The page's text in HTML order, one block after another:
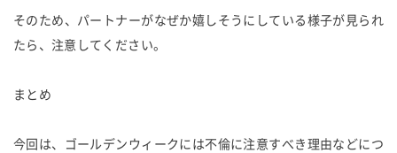
そのため、パートナーがなぜか嬉しそうにしている様子が見られ
たら、注意してください。
まとめ
今回は、ゴールデンウィークには不倫に注意すべき理由などにつ